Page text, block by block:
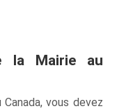
la Mairie au
vous devez